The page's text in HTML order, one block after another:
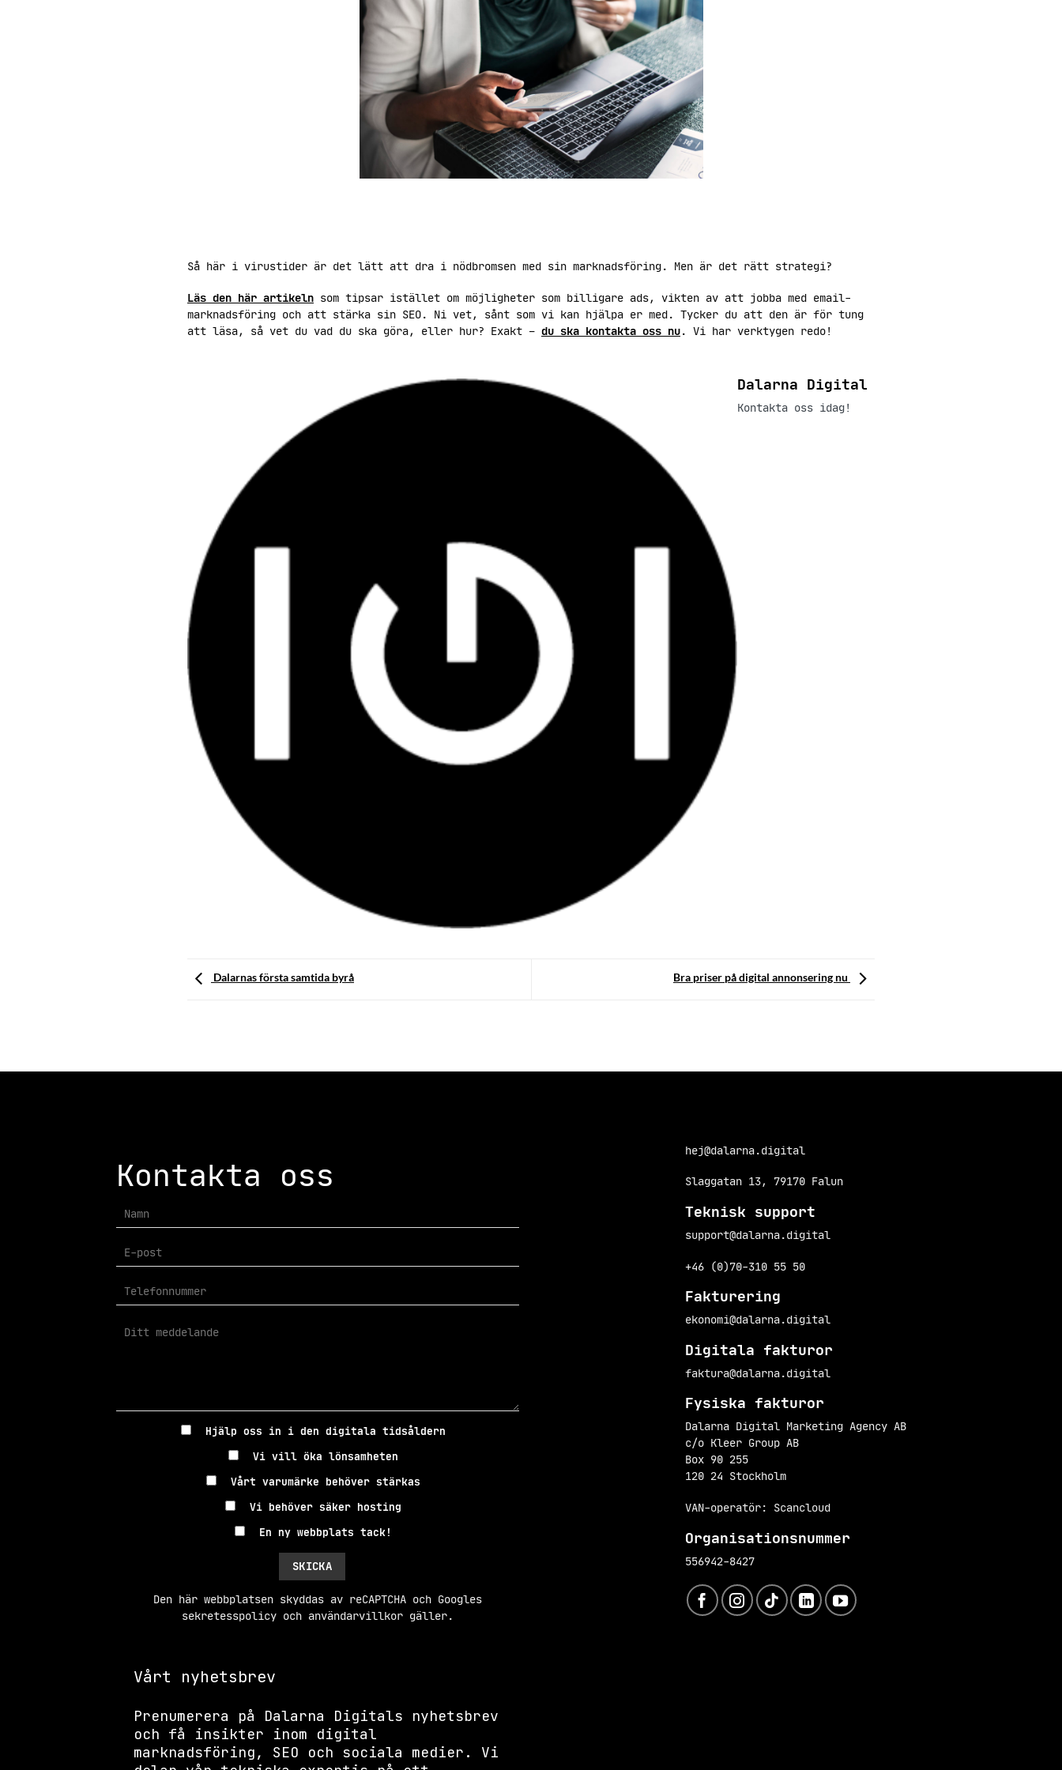
Så här i virustider är det lätt att dra i nödbromsen med sin marknadsföring. Men är det rätt strategi?
Läs den här artikeln som tipsar istället om möjligheter som billigare ads, vikten av att jobba med email-
marknadsföring och att stärka sin SEO. Ni vet, sånt som vi kan hjälpa er med. Tycker du att den är för tung
att läsa, så vet du vad du ska göra, eller hur? Exakt – du ska kontakta oss nu. Vi har verktygen redo!
Dalarna Digital
Kontakta oss idag!
Dalarnas första samtida byrå Bra priser på digital annonsering nu
Kontakta oss
Hjälp oss in i den digitala tidsåldern
Vi vill öka lönsamheten
Vårt varumärke behöver stärkas
Vi behöver säker hosting
En ny webbplats tack!
Den här webbplatsen skyddas av reCAPTCHA och Googles
sekretesspolicy och användarvillkor gäller.
Vårt nyhetsbrev
Prenumerera på Dalarna Digitals nyhetsbrev
och få insikter inom digital
marknadsföring, SEO och sociala medier. Vi
hej@dalarna.digital
Slaggatan 13, 79170 Falun
Teknisk support
support@dalarna.digital
+46 (0)70-310 55 50
Fakturering
ekonomi@dalarna.digital
Digitala fakturor
faktura@dalarna.digital
Fysiska fakturor
Dalarna Digital Marketing Agency AB
c/o Kleer Group AB
Box 90 255
120 24 Stockholm
VAN-operatör: Scancloud
Organisationsnummer
556942-8427